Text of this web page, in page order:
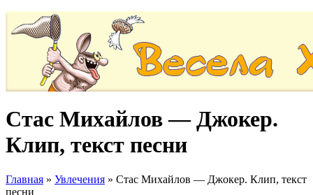
Стас Михайлов — Джокер.
Клип, текст песни
Главная » Увлечения » Стас Михайлов — Джокер. Клип, текст
песни